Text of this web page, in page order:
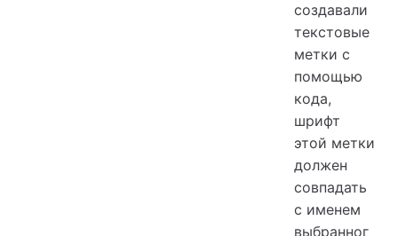
создавали
текстовые
метки с
помощью
кода,
шрифт
этой метки
должен
совпадать
с именем
выбранног